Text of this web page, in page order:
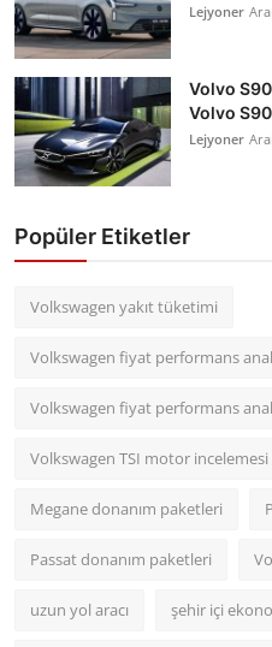
Lejyoner
Volvo
Volvo
Lejyoner
Popüler Etiketler
Volkswagen yakıt tüketimi
Volkswagen fiyat performans
Volkswagen fiyat performans
Volkswagen TSI motor incelemesi
Megane donanım paketleri
Passat donanım paketleri
uzun yol aracı şehir içi